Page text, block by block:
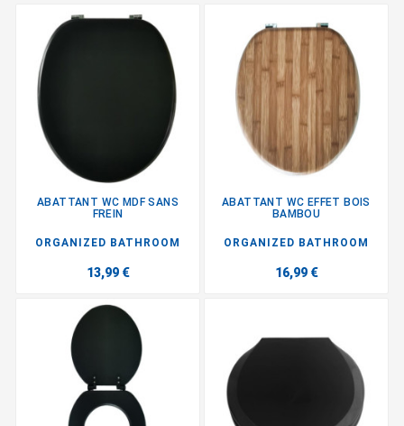
ABATTANT WC MDF SANS
FREIN
ORGANIZED BATHROOM
13,99 €
ABATTANT WC EFFET BOIS
BAMBOU
ORGANIZED BATHROOM
16,99 €